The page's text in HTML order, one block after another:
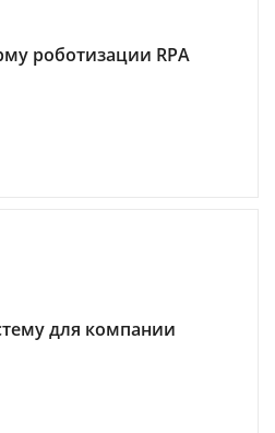
роботизации RPA
для компании